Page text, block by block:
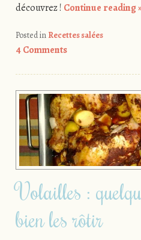
découvrez ! Continue reading
Posted in Recettes salées
4 Comments
Volailles :
bien les rôtir